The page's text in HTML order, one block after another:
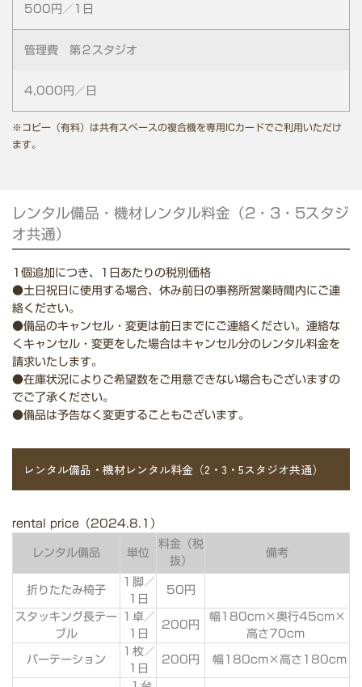
500円／1日
管理費 第２スタジオ
4,000円／日
※コピー（有料）は共有スペースの複合機を専用ICカードでご利用いただけ
ます。
レンタル備品・機材レンタル料金（2・3・5スタジ
オ共通）
1個追加につき、1日あたりの税別価格
●土日祝日に使用する場合、休み前日の事務所営業時間内にご連
絡ください。
●備品のキャンセル・変更は前日までにご連絡ください。連絡な
くキャンセル・変更をした場合はキャンセル分のレンタル料金を
請求いたします。
●在庫状況によりご希望数をご用意できない場合もございますの
でご了承ください。
●備品は予告なく変更することもございます。
レンタル備品・機材レンタル料金（2・3・5スタジオ共通）
rental price（2024.8.1）
レンタル備品 単位
料金（税
抜）
備考
折りたたみ椅子
１脚／
1日
50円
スタッキング長テー
ブル
１卓／
1日
200円
幅180cm×奥行45cm×
高さ70cm
パーテーション
１枚／
1日
200円 幅180cm×高さ180cm